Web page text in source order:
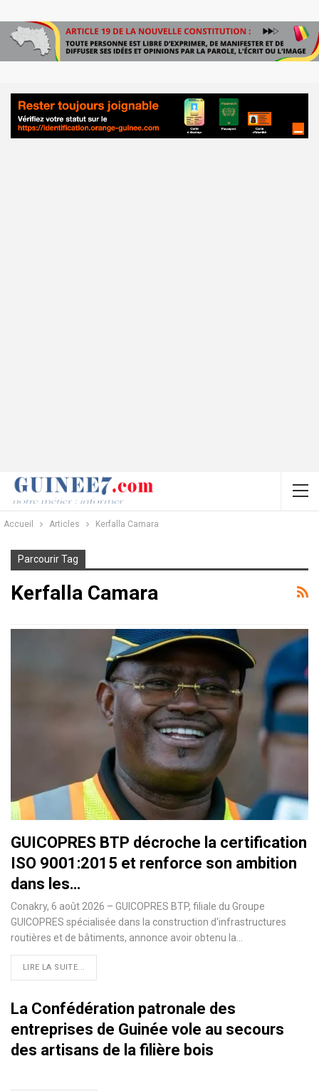
Accueil Articles Kerfalla Camara
Parcourir Tag
Kerfalla Camara
GUICOPRES BTP décroche la certification
ISO 9001:2015 et renforce son ambition
dans les…
Conakry, 6 août 2026 – GUICOPRES BTP, filiale du Groupe
GUICOPRES spécialisée dans la construction d'infrastructures
routières et de bâtiments, annonce avoir obtenu la…
LIRE LA SUITE...
La Confédération patronale des
entreprises de Guinée vole au secours
des artisans de la filière bois